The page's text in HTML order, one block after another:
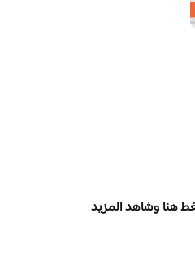
هنا وشاهد المزيد